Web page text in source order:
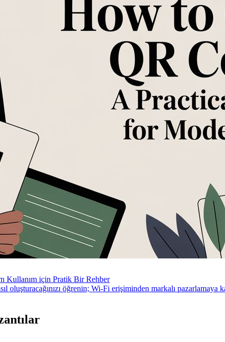
Kullanım için Pratik Bir Rehber
oluşturacağınızı öğrenin; Wi-Fi erişiminden markalı